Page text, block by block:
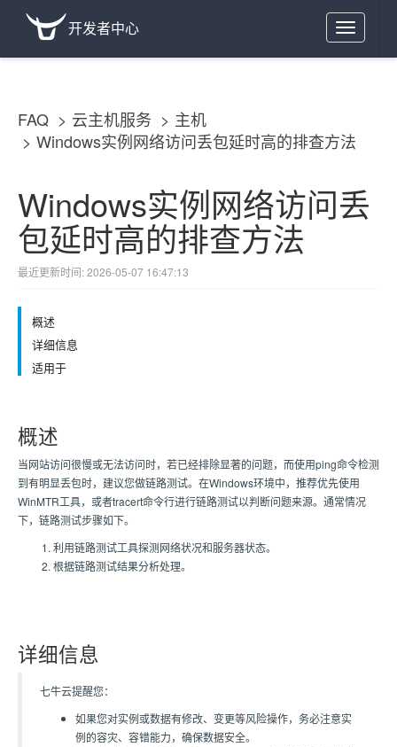
Toggle
navigation
开发者中心
FAQ 云主机服务
主机
Windows实例网络访问丢包延时高的排查方法
Windows实例网络访问丢
包延时高的排查方法
最近更新时间: 2026-05-07 16:47:13
概述
详细信息
适用于
概述
当网站访问很慢或无法访问时，若已经排除显著的问题，而使用ping命令检测
到有明显丢包时，建议您做链路测试。在Windows环境中，推荐优先使用
WinMTR工具，或者tracert命令行进行链路测试以判断问题来源。通常情况
下，链路测试步骤如下。
利用链路测试工具探测网络状况和服务器状态。
根据链路测试结果分析处理。
详细信息
七牛云提醒您：
如果您对实例或数据有修改、变更等风险操作，务必注意实
例的容灾、容错能力，确保数据安全。